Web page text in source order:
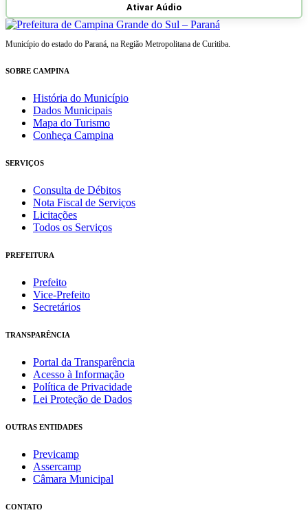
Ativar Aúdio
Município do estado do Paraná, na Região Metropolitana de Curitiba.
SOBRE CAMPINA
História do Município
Dados Municipais
Mapa do Turismo
Conheça Campina
SERVIÇOS
Consulta de Débitos
Nota Fiscal de Serviços
Licitações
Todos os Serviços
PREFEITURA
Prefeito
Vice-Prefeito
Secretários
TRANSPARÊNCIA
Portal da Transparência
Acesso à Informação
Política de Privacidade
Lei Proteção de Dados
OUTRAS ENTIDADES
Previcamp
Assercamp
Câmara Municipal
CONTATO